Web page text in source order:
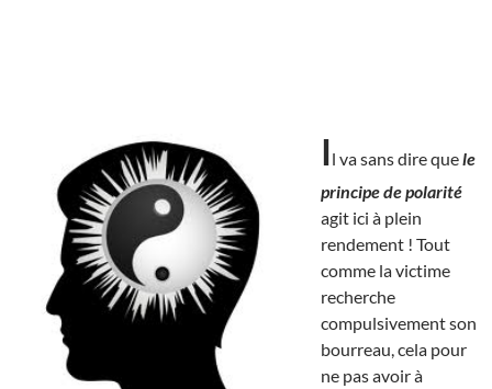
Il va sans dire quele
principe de polarité
agit ici à plein
rendement ! Tout
comme la victime
recherche
compulsivement son
bourreau, cela pour
ne pas avoir à